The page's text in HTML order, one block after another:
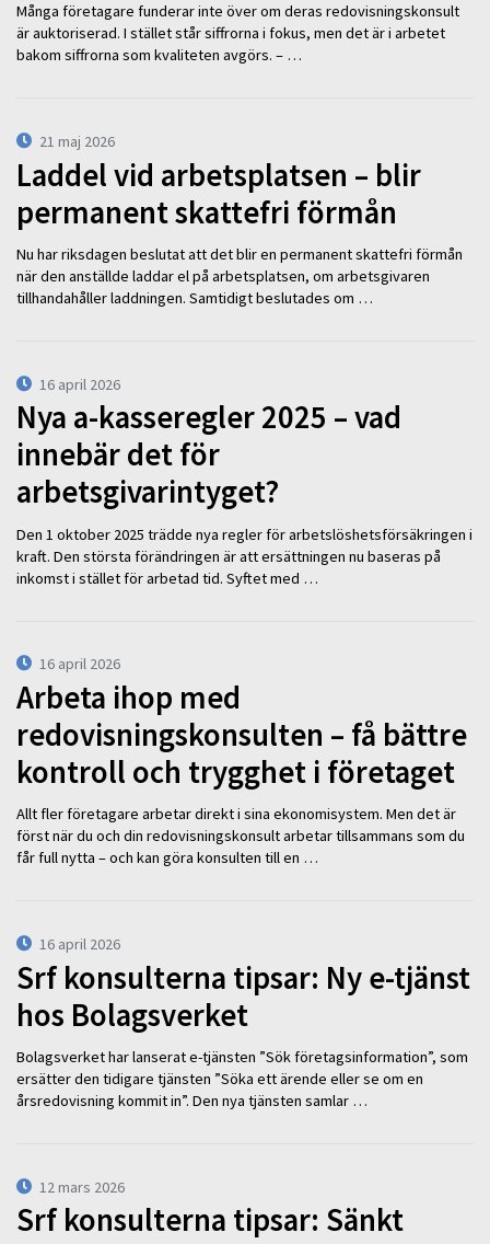
Många företagare funderar inte över om deras redovisningskonsult
är auktoriserad. I stället står siffrorna i fokus, men det är i arbetet
bakom siffrorna som kvaliteten avgörs. – …
21 maj 2026
Laddel vid arbetsplatsen – blir
permanent skattefri förmån
Nu har riksdagen beslutat att det blir en permanent skattefri förmån
när den anställde laddar el på arbetsplatsen, om arbetsgivaren
tillhandahåller laddningen. Samtidigt beslutades om …
16 april 2026
Nya a-kasseregler 2025 – vad
innebär det för
arbetsgivarintyget?
Den 1 oktober 2025 trädde nya regler för arbetslöshetsförsäkringen i
kraft. Den största förändringen är att ersättningen nu baseras på
inkomst i stället för arbetad tid. Syftet med …
16 april 2026
Arbeta ihop med
redovisningskonsulten – få bättre
kontroll och trygghet i företaget
Allt fler företagare arbetar direkt i sina ekonomisystem. Men det är
först när du och din redovisningskonsult arbetar tillsammans som du
får full nytta – och kan göra konsulten till en …
16 april 2026
Srf konsulterna tipsar: Ny e-tjänst
hos Bolagsverket
Bolagsverket har lanserat e-tjänsten ”Sök företagsinformation”, som
ersätter den tidigare tjänsten ”Söka ett ärende eller se om en
årsredovisning kommit in”. Den nya tjänsten samlar …
12 mars 2026
Srf konsulterna tipsar: Sänkt